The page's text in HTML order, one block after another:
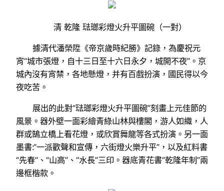
清 乾隆 琺瑯彩燈火升平圖碗（一對）
據清代潘榮陞《帝京歲時紀勝》記錄，為慶祝元
宵“城市張燈，自十三日至十六日永夕，城開不夜”。京
城內沒有宵禁，各地懸燈，并有百戲扮演，國民得以今
夜吃苦。
展出的此對“琺瑯彩燈火升平圖碗”刻畫上元佳節的
風景。器外壁一面彩繪青綠山林與樓閣，游人如織，人
群或鵠立橋上看花燈，或欣賞舞龍等各式扮演。另一面
墨書:“一派歡聲和宣傳，六街燈火樂升平”，以及紅料書
“先春”、“山高”、“水長”三印。器底青花書“乾隆年制”兩
邊框楷款。